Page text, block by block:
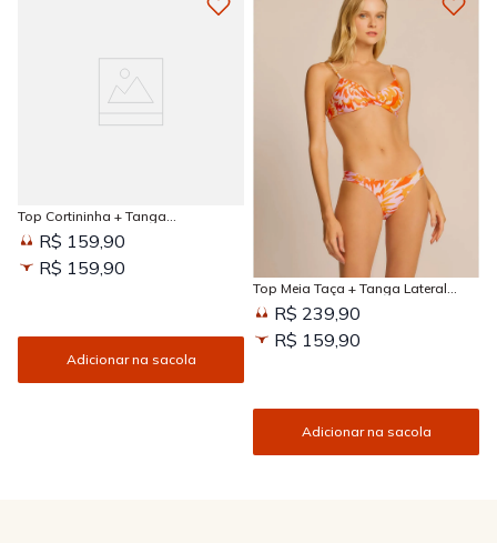
Top Cortininha + Tanga
Amarradinha Estampada Sun
KissedR$ 159,90
R$ 159,90
Adicionar na sacola
Top Meia Taça + Tanga Lateral
Larga Estampada Sun Kissed
R$ 239,90
R$ 159,90
Adicionar na sacola